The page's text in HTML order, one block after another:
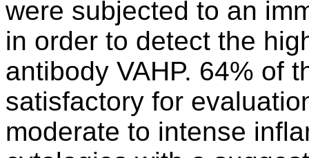
were subjected to an
in order to detect the
antibody VAHP. 64% of
satisfactory for
moderate to intense